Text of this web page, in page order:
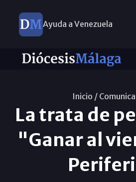
Ayuda a Venezuela
Inicio /
La trata de
"Ganar al